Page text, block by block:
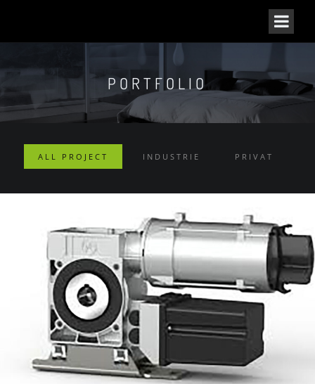
PORTFOLIO
ALL PROJECT INDUSTRIE PRIVAT